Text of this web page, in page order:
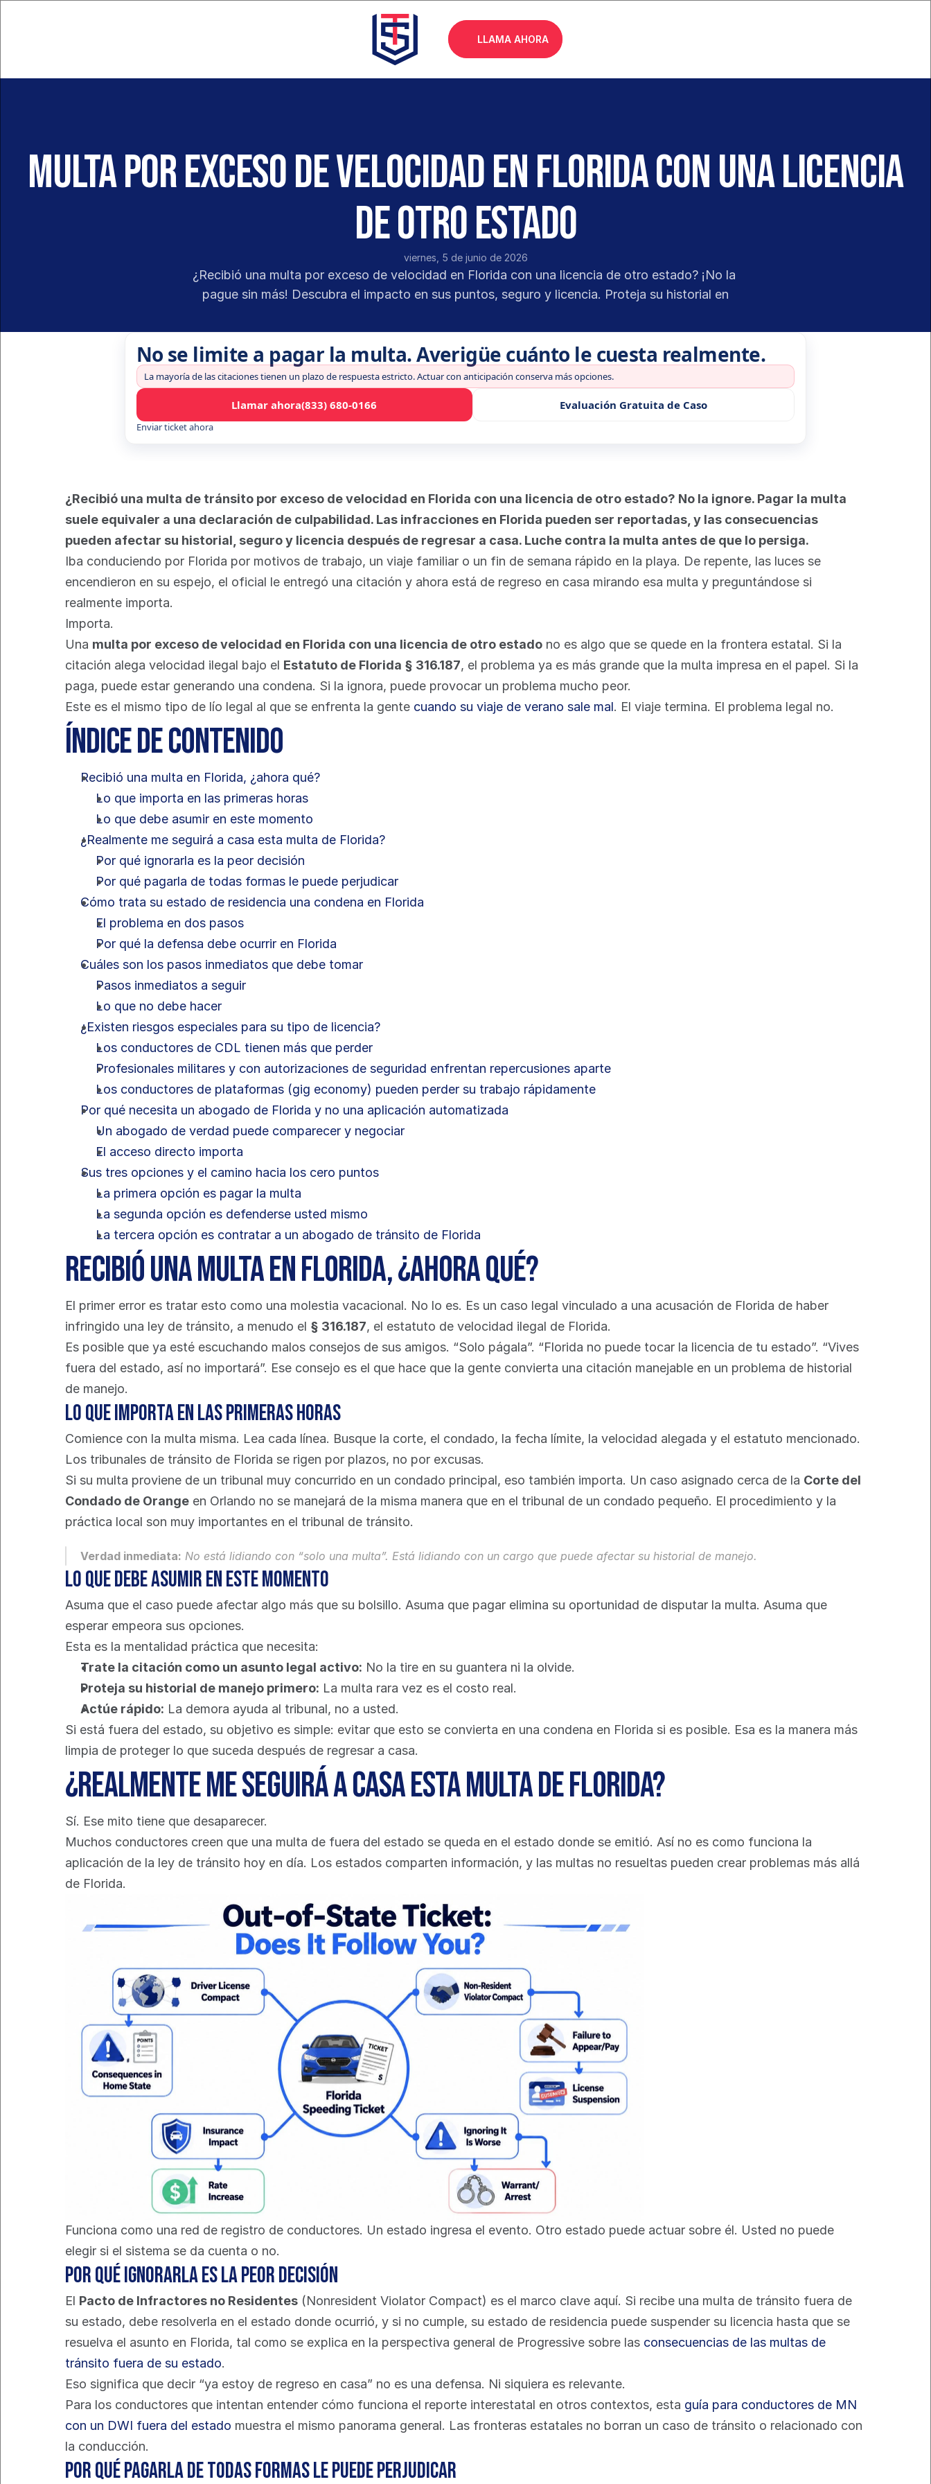
LLAMA AHORA
Multa por exceso de velocidad en Florida con una licencia
de otro estado
viernes, 5 de junio de 2026
¿Recibió una multa por exceso de velocidad en Florida con una licencia de otro estado? ¡No la
pague sin más! Descubra el impacto en sus puntos, seguro y licencia. Proteja su historial en
No se limite a pagar la multa. Averigüe cuánto le cuesta realmente.
La mayoría de las citaciones tienen un plazo de respuesta estricto. Actuar con anticipación conserva más opciones.
Llamar ahora(833) 680-0166 Evaluación Gratuita de Caso
Enviar ticket ahora
¿Recibió una multa de tránsito por exceso de velocidad en Florida con una licencia de otro estado? No la ignore. Pagar la multa
suele equivaler a una declaración de culpabilidad. Las infracciones en Florida pueden ser reportadas, y las consecuencias
pueden afectar su historial, seguro y licencia después de regresar a casa. Luche contra la multa antes de que lo persiga.
Iba conduciendo por Florida por motivos de trabajo, un viaje familiar o un fin de semana rápido en la playa. De repente, las luces se
encendieron en su espejo, el oficial le entregó una citación y ahora está de regreso en casa mirando esa multa y preguntándose si
realmente importa.
Importa.
Una multa por exceso de velocidad en Florida con una licencia de otro estado no es algo que se quede en la frontera estatal. Si la
citación alega velocidad ilegal bajo el Estatuto de Florida § 316.187, el problema ya es más grande que la multa impresa en el papel. Si la
paga, puede estar generando una condena. Si la ignora, puede provocar un problema mucho peor.
Este es el mismo tipo de lío legal al que se enfrenta la gente cuando su viaje de verano sale mal. El viaje termina. El problema legal no.
Índice de contenido
Recibió una multa en Florida, ¿ahora qué?
Lo que importa en las primeras horas
Lo que debe asumir en este momento
¿Realmente me seguirá a casa esta multa de Florida?
Por qué ignorarla es la peor decisión
Por qué pagarla de todas formas le puede perjudicar
Cómo trata su estado de residencia una condena en Florida
El problema en dos pasos
Por qué la defensa debe ocurrir en Florida
Cuáles son los pasos inmediatos que debe tomar
Pasos inmediatos a seguir
Lo que no debe hacer
¿Existen riesgos especiales para su tipo de licencia?
Los conductores de CDL tienen más que perder
Profesionales militares y con autorizaciones de seguridad enfrentan repercusiones aparte
Los conductores de plataformas (gig economy) pueden perder su trabajo rápidamente
Por qué necesita un abogado de Florida y no una aplicación automatizada
Un abogado de verdad puede comparecer y negociar
El acceso directo importa
Sus tres opciones y el camino hacia los cero puntos
La primera opción es pagar la multa
La segunda opción es defenderse usted mismo
La tercera opción es contratar a un abogado de tránsito de Florida
Recibió una multa en Florida, ¿ahora qué?
El primer error es tratar esto como una molestia vacacional. No lo es. Es un caso legal vinculado a una acusación de Florida de haber
infringido una ley de tránsito, a menudo el § 316.187, el estatuto de velocidad ilegal de Florida.
Es posible que ya esté escuchando malos consejos de sus amigos. “Solo págala”. “Florida no puede tocar la licencia de tu estado”. “Vives
fuera del estado, así no importará”. Ese consejo es el que hace que la gente convierta una citación manejable en un problema de historial
de manejo.
Lo que importa en las primeras horas
Comience con la multa misma. Lea cada línea. Busque la corte, el condado, la fecha límite, la velocidad alegada y el estatuto mencionado.
Los tribunales de tránsito de Florida se rigen por plazos, no por excusas.
Si su multa proviene de un tribunal muy concurrido en un condado principal, eso también importa. Un caso asignado cerca de la Corte del
Condado de Orange en Orlando no se manejará de la misma manera que en el tribunal de un condado pequeño. El procedimiento y la
práctica local son muy importantes en el tribunal de tránsito.
Verdad inmediata: No está lidiando con “solo una multa”. Está lidiando con un cargo que puede afectar su historial de manejo.
Lo que debe asumir en este momento
Asuma que el caso puede afectar algo más que su bolsillo. Asuma que pagar elimina su oportunidad de disputar la multa. Asuma que
esperar empeora sus opciones.
Esta es la mentalidad práctica que necesita:
Trate la citación como un asunto legal activo: No la tire en su guantera ni la olvide.
Proteja su historial de manejo primero: La multa rara vez es el costo real.
Actúe rápido: La demora ayuda al tribunal, no a usted.
Si está fuera del estado, su objetivo es simple: evitar que esto se convierta en una condena en Florida si es posible. Esa es la manera más
limpia de proteger lo que suceda después de regresar a casa.
¿Realmente me seguirá a casa esta multa de Florida?
Sí. Ese mito tiene que desaparecer.
Muchos conductores creen que una multa de fuera del estado se queda en el estado donde se emitió. Así no es como funciona la
aplicación de la ley de tránsito hoy en día. Los estados comparten información, y las multas no resueltas pueden crear problemas más allá
de Florida.
Funciona como una red de registro de conductores. Un estado ingresa el evento. Otro estado puede actuar sobre él. Usted no puede
elegir si el sistema se da cuenta o no.
Por qué ignorarla es la peor decisión
El Pacto de Infractores no Residentes (Nonresident Violator Compact) es el marco clave aquí. Si recibe una multa de tránsito fuera de
su estado, debe resolverla en el estado donde ocurrió, y si no cumple, su estado de residencia puede suspender su licencia hasta que se
resuelva el asunto en Florida, tal como se explica en la perspectiva general de Progressive sobre las consecuencias de las multas de
tránsito fuera de su estado.
Eso significa que decir “ya estoy de regreso en casa” no es una defensa. Ni siquiera es relevante.
Para los conductores que intentan entender cómo funciona el reporte interestatal en otros contextos, esta guía para conductores de MN
con un DWI fuera del estado muestra el mismo panorama general. Las fronteras estatales no borran un caso de tránsito o relacionado con
la conducción.
Por qué pagarla de todas formas le puede perjudicar